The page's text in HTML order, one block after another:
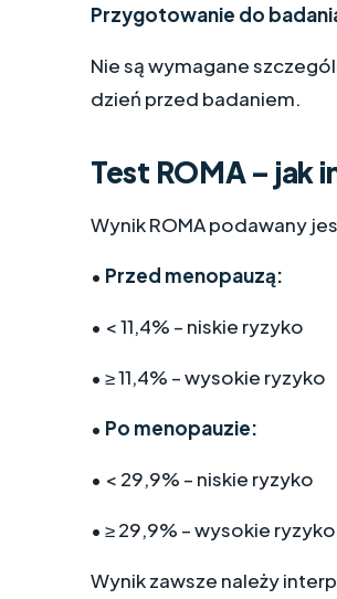
Przygotowanie do
Nie są wymagane
dzień przed badaniem.
Test ROMA –
Wynik ROMA podawany
• Przed menopauzą:
• < 11,4% – niskie ryzyko
• ≥ 11,4% – wysokie ryzyko
• Po menopauzie:
• < 29,9% – niskie ryzyko
• ≥ 29,9% – wysokie ryzyko
Wynik zawsze należy